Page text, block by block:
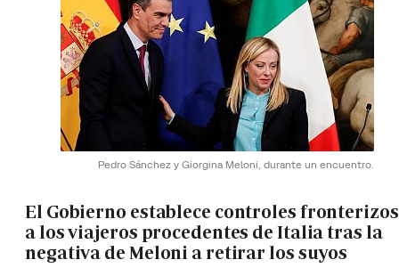
Pedro Sánchez y Giorgina Meloni, durante un encuentro.
El Gobierno establece controles fronterizos
a los viajeros procedentes de Italia tras la
negativa de Meloni a retirar los suyos